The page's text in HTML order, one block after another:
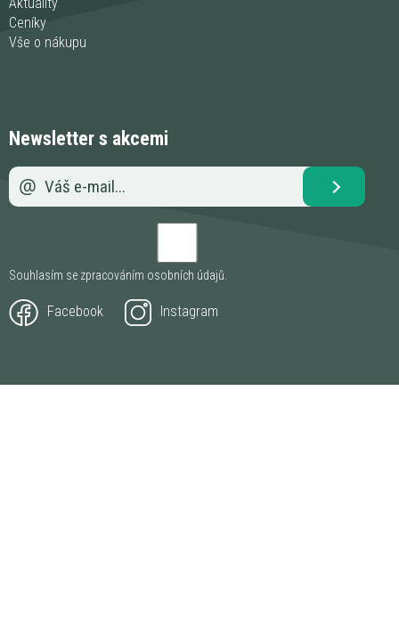
Ceníky
Vše o nákupu
Newsletter s akcemi
Souhlasím se zpracováním osobních údajů
Facebook Instagram